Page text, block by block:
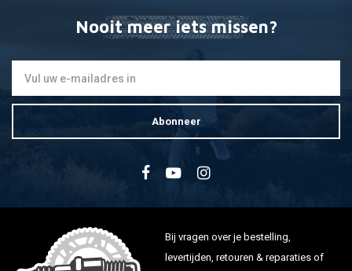
Nooit meer iets missen?
Abonneer
Bij vragen over je bestelling,
levertijden, retouren & reparaties of